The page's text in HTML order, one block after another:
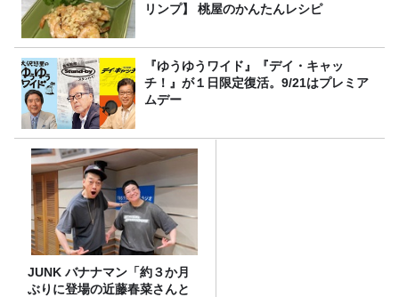
リンプ】 桃屋のかんたんレシピ
『ゆうゆうワイド』『デイ・キャッ
チ！』が１日限定復活。9/21はプレミア
ムデー
JUNK バナナマン「約３か月
ぶりに登場の近藤春菜さんと